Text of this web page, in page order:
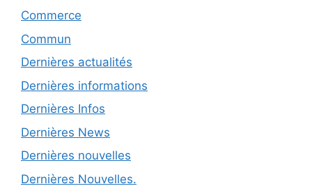
Commerce
Commun
Dernières actualités
Dernières informations
Dernières Infos
Dernières News
Dernières nouvelles
Dernières Nouvelles.